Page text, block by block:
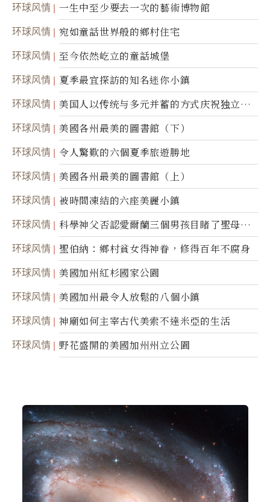
环球风情 一生中至少要去一次的藝術博物館
环球风情 宛如童話世界般的鄉村住宅
环球风情 至今依然屹立的童話城堡
环球风情 夏季最宜探訪的知名迷你小鎮
环球风情
美国人以传统与多元并蓄的方式庆祝独立日2
50周年
环球风情 美國各州最美的圖書館（下）
环球风情 令人驚歎的六個夏季旅遊勝地
环球风情 美國各州最美的圖書館（上）
环球风情 被時間凍結的六座美麗小鎮
环球风情
科學神父否認愛爾蘭三個男孩目睹了聖母顯
靈
环球风情 聖伯納：鄉村貧女得神眷，修得百年不腐身
环球风情 美國加州紅杉國家公園
环球风情 美國加州最令人放鬆的八個小鎮
环球风情 神廟如何主宰古代美索不達米亞的生活
环球风情 野花盛開的美國加州州立公園